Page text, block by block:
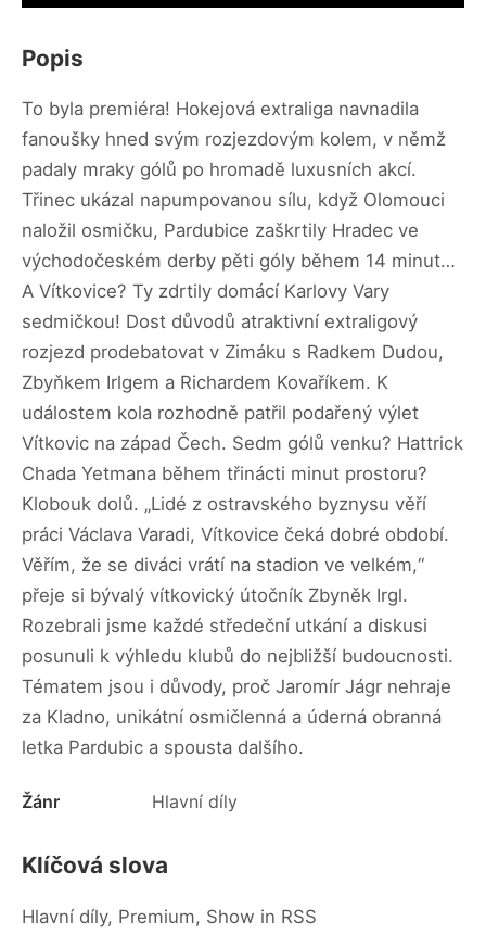
Popis
To byla premiéra! Hokejová extraliga navnadila
fanoušky hned svým rozjezdovým kolem, v němž
padaly mraky gólů po hromadě luxusních akcí.
Třinec ukázal napumpovanou sílu, když Olomouci
naložil osmičku, Pardubice zaškrtily Hradec ve
východočeském derby pěti góly během 14 minut…
A Vítkovice? Ty zdrtily domácí Karlovy Vary
sedmičkou! Dost důvodů atraktivní extraligový
rozjezd prodebatovat v Zimáku s Radkem Dudou,
Zbyňkem Irlgem a Richardem Kovaříkem. K
událostem kola rozhodně patřil podařený výlet
Vítkovic na západ Čech. Sedm gólů venku? Hattrick
Chada Yetmana během třinácti minut prostoru?
Klobouk dolů. „Lidé z ostravského byznysu věří
práci Václava Varadi, Vítkovice čeká dobré období.
Věřím, že se diváci vrátí na stadion ve velkém,“
přeje si bývalý vítkovický útočník Zbyněk Irgl.
Rozebrali jsme každé středeční utkání a diskusi
posunuli k výhledu klubů do nejbližší budoucnosti.
Tématem jsou i důvody, proč Jaromír Jágr nehraje
za Kladno, unikátní osmičlenná a úderná obranná
letka Pardubic a spousta dalšího.
Žánr Hlavní díly
Klíčová slova
Hlavní díly, Premium, Show in RSS